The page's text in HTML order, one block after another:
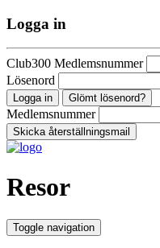
Logga in
Club300 Medlemsnummer
Lösenord
Glömt lösenord?
Medlemsnummer
Resor
Toggle navigation